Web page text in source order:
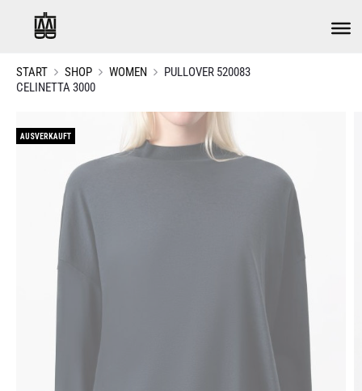
START SHOP WOMEN
PULLOVER 520083
CELINETTA 3000
AUSVERKAUFT